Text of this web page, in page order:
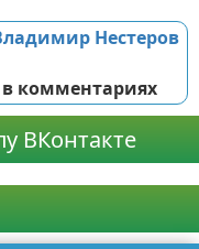
Нестеров
комментариях
ВКонтакте